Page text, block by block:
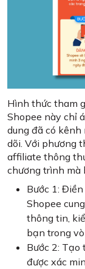
Hình thức tham
Shopee này chỉ
dung đã có
dõi. Với phương
affiliate thông
chương trình mà
Bước 1:
Shopee
thông tin,
bạn trong
Bước 2:
được xác